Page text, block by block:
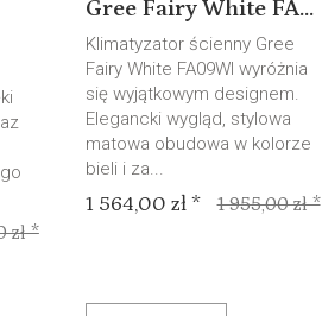
zł *
Gree Fairy White FA...
Klimatyzator ścienny Gree
Fairy White FA09WI wyróżnia
się wyjątkowym designem.
Elegancki wygląd, stylowa
matowa obudowa w kolorze
bieli i za...
1 564,00 zł * 1 955,00 zł *